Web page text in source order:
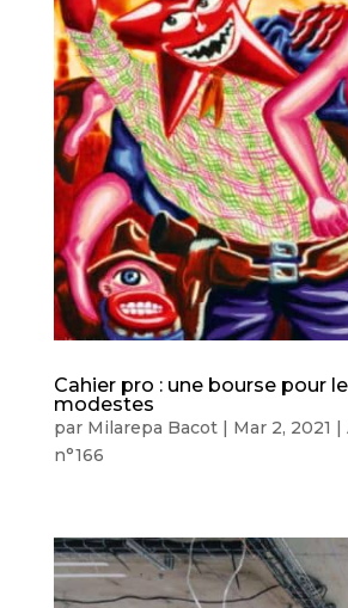
Cahier pro : une bourse pour
modestes
par Milarepa Bacot| Mar 2, 2021 |
n°166